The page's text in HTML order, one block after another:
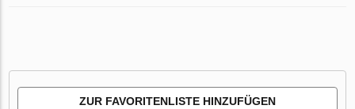
ZUR FAVORITENLISTE HINZUFÜGEN